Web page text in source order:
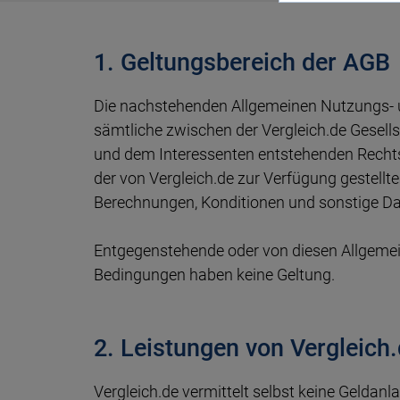
Wie
ETF Vergleich
ETF Sparplan Vergleich
Immobilien Investment
Girokonto Vergleich
Auto-Leasing Vergleich
Firmenkredit
Daten
Berufsunfähigkeitsversicherung
Krankentagegeld
Stromanbieter wechseln
Strompreise
Heizstrom Vergleich
Prepaid Vergleich
Datentarife Vergleich
1. Geltungsbereich der AGB
Die nachstehenden Allgemeinen
sämtliche zwischen der Vergleich.de
und dem Interessenten entstehenden
der von Vergleich.de zur Verfügung
Berechnungen, Konditionen und sonstige
Entgegenstehende oder von diesen
Bedingungen haben keine Geltung.
2. Leistungen von
Vergleich.de vermittelt selbst keine